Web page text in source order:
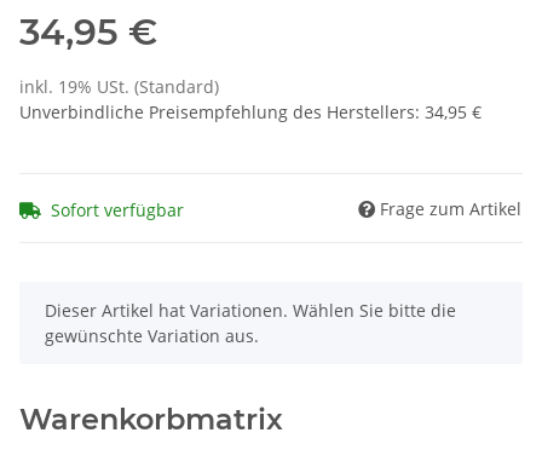
34,95 €
inkl. 19% USt. (Standard)
Unverbindliche Preisempfehlung des Herstellers: 34,95 €
Sofort verfügbar Frage zum Artikel
x
Dieser Artikel hat Variationen. Wählen Sie bitte die
gewünschte Variation aus.
Warenkorbmatrix